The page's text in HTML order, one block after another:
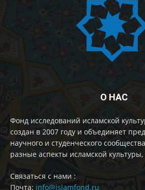
О НАС
Фонд исследований исламской
создан в 2007 году и объединяет
научного и студенческого
разные аспекты исламской
Cвязаться с нами :
Почта: info@islamfond.ru